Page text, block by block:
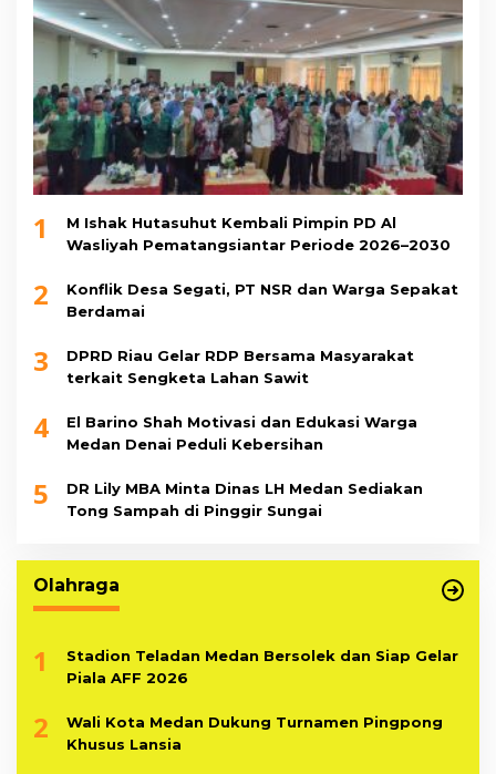
1
M Ishak Hutasuhut Kembali Pimpin PD Al
Wasliyah Pematangsiantar Periode 2026–2030
2
Konflik Desa Segati, PT NSR dan Warga Sepakat
Berdamai
3
DPRD Riau Gelar RDP Bersama Masyarakat
terkait Sengketa Lahan Sawit
4
El Barino Shah Motivasi dan Edukasi Warga
Medan Denai Peduli Kebersihan
5
DR Lily MBA Minta Dinas LH Medan Sediakan
Tong Sampah di Pinggir Sungai
Olahraga
1
Stadion Teladan Medan Bersolek dan Siap Gelar
Piala AFF 2026
2
Wali Kota Medan Dukung Turnamen Pingpong
Khusus Lansia